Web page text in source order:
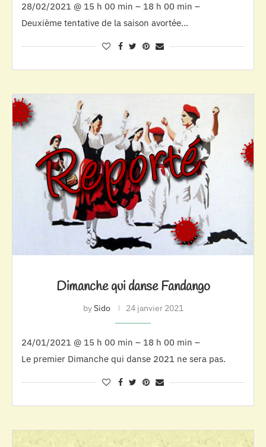
28/02/2021 @ 15 h 00 min – 18 h 00 min –
Deuxième tentative de la saison avortée…
Dimanche qui danse Fandango
bySido 24 janvier 2021
24/01/2021 @ 15 h 00 min – 18 h 00 min –
Le premier Dimanche qui danse 2021 ne sera pas.